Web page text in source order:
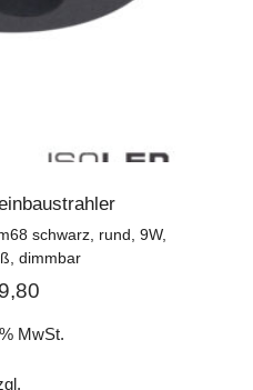
schwarz, rund, 9W,
dimmbar
MwSt.